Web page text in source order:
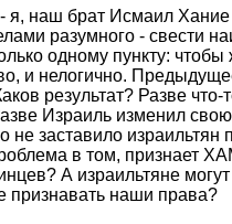
наш брат Исмаил Хание
разумного - свести
одному пункту:
и нелогично.
результат? Разве
Израиль изменил
заставило израильтян
в том, признает
А израильтяне
признавать наши права?